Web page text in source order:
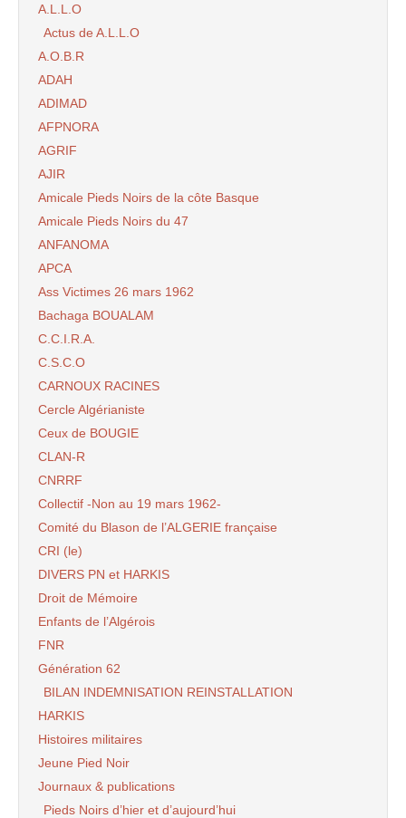
A.L.L.O
Actus de A.L.L.O
A.O.B.R
ADAH
ADIMAD
AFPNORA
AGRIF
AJIR
Amicale Pieds Noirs de la côte Basque
Amicale Pieds Noirs du 47
ANFANOMA
APCA
Ass Victimes 26 mars 1962
Bachaga BOUALAM
C.C.I.R.A.
C.S.C.O
CARNOUX RACINES
Cercle Algérianiste
Ceux de BOUGIE
CLAN-R
CNRRF
Collectif -Non au 19 mars 1962-
Comité du Blason de l’ALGERIE française
CRI (le)
DIVERS PN et HARKIS
Droit de Mémoire
Enfants de l’Algérois
FNR
Génération 62
BILAN INDEMNISATION REINSTALLATION
HARKIS
Histoires militaires
Jeune Pied Noir
Journaux & publications
Pieds Noirs d’hier et d’aujourd’hui